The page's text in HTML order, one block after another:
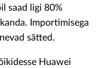
saad ligi 80%
Importimisega
sätted.
Huawei